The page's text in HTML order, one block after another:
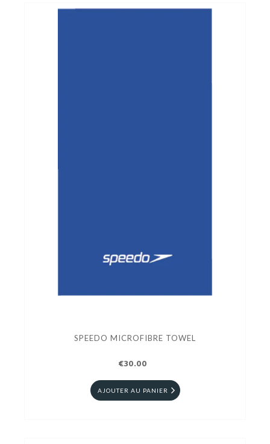
SPEEDO MICROFIBRE TOWEL
€30.00
AJOUTER AU PANIER